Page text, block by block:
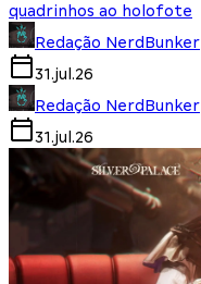
quadrinhos ao holofote
Redação NerdBunker
31.jul.26
Redação NerdBunker
31.jul.26